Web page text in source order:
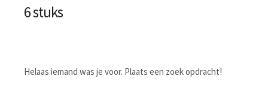
6 stuks
Helaas iemand was je voor. Plaats een zoek opdracht!